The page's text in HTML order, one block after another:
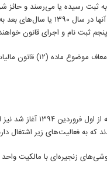
بعد از سال ۱۳۹۰ ایجاد، تاسیس و به ثبت رسیده
مجموعه فروش کالا و ارائه خدمات (غیر
ثبت نام و اجرای قانون
البته اشخاص حقوقی که صرفاً به
همچنین، مشمولان مرحله ششم
زنجیره‌ای با مالکیت واحد